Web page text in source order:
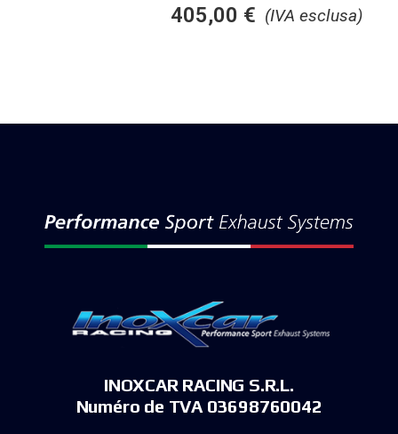
(IVA esclusa)
405,00 €
INOXCAR RACING S.R.L.
Numéro de TVA 03698760042